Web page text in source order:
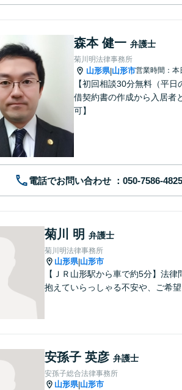
森本 健一 弁護士
菊川明法律事務所
山形県|山形市営業時間：本
【初回相談30分無料（平
借契約書の作成から入居者
可】
電話でお問い合わせ
菊川 明 弁護士
菊川明法律事務所
山形県|山形市
【ＪＲ山形駅から車で約5分】法
抱えていらっしゃる不安や、ご希
安孫子 英彦 弁護士
安孫子総合法律事務所
山形県|山形市